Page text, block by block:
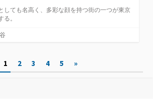
しても名高く、多彩な顔を持つ街の一つが東京
。
1 2 3 4 5 »